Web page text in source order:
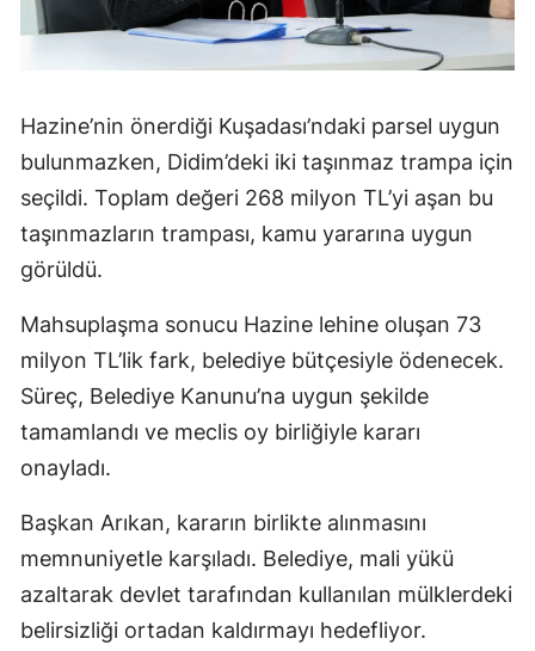
Hazine’nin önerdiği Kuşadası’ndaki parsel uygun
bulunmazken, Didim’deki iki taşınmaz trampa için
seçildi. Toplam değeri 268 milyon TL’yi aşan bu
taşınmazların trampası, kamu yararına uygun
görüldü.
Mahsuplaşma sonucu Hazine lehine oluşan 73
milyon TL’lik fark, belediye bütçesiyle ödenecek.
Süreç, Belediye Kanunu’na uygun şekilde
tamamlandı ve meclis oy birliğiyle kararı
onayladı.
Başkan Arıkan, kararın birlikte alınmasını
memnuniyetle karşıladı. Belediye, mali yükü
azaltarak devlet tarafından kullanılan mülklerdeki
belirsizliği ortadan kaldırmayı hedefliyor.